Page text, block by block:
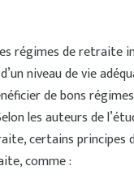
régimes de retraite
niveau de vie
de bons
les auteurs de
certains principes
comme :